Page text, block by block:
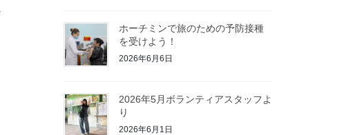
ホーチミンで旅のための予防接種
を受けよう！
2026年6月6日
2026年5月ボランティアスタッフよ
り
2026年6月1日